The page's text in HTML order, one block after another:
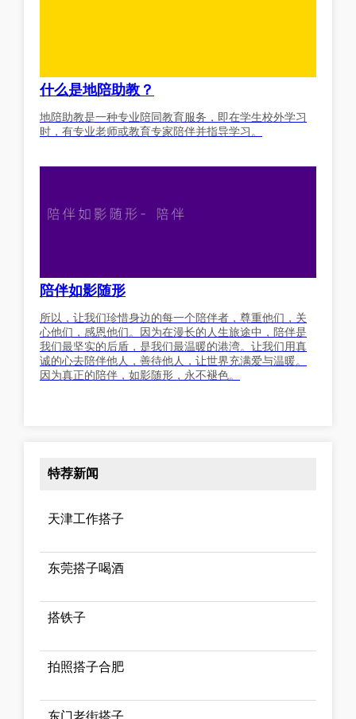
什么是地陪助教？
地陪助教是一种专业陪同教育服务，即在学生校外学习
时，有专业老师或教育专家陪伴并指导学习。
陪伴如影随形
所以，让我们珍惜身边的每一个陪伴者，尊重他们，关
心他们，感恩他们。因为在漫长的人生旅途中，陪伴是
我们最坚实的后盾，是我们最温暖的港湾。让我们用真
诚的心去陪伴他人，善待他人，让世界充满爱与温暖。
因为真正的陪伴，如影随形，永不褪色。
特荐新闻
天津工作搭子
东莞搭子喝酒
搭铁子
拍照搭子合肥
东门老街搭子